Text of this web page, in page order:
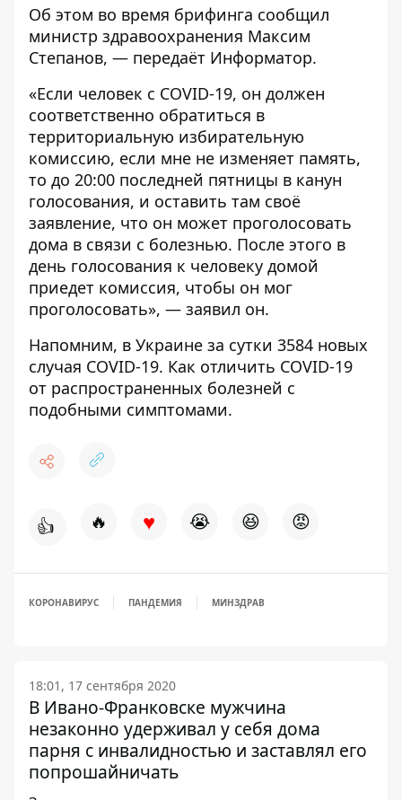
Об этом во время брифинга сообщил
министр здравоохранения Максим
Степанов, — передаёт Информатор.
«Если человек с COVID-19, он должен
соответственно обратиться в
территориальную избирательную
комиссию, если мне не изменяет память,
то до 20:00 последней пятницы в канун
голосования, и оставить там своё
заявление, что он может проголосовать
дома в связи с болезнью. После этого в
день голосования к человеку домой
приедет комиссия, чтобы он мог
проголосовать», — заявил он.
Напомним, в Украине за сутки 3584 новых
случая COVID-19. Как отличить COVID-19
от распространенных болезней с
подобными симптомами.
👍 🔥 ♥ 😭 😆 😡
КОРОНАВИРУС ПАНДЕМИЯ МИНЗДРАВ
18:01, 17 сентября 2020
В Ивано-Франковске мужчина
незаконно удерживал у себя дома
парня с инвалидностью и заставлял его
попрошайничать